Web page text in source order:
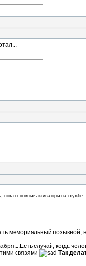
пока основные активаторы на службе.
мемориальный позывной,
случай, когда
связями
Так